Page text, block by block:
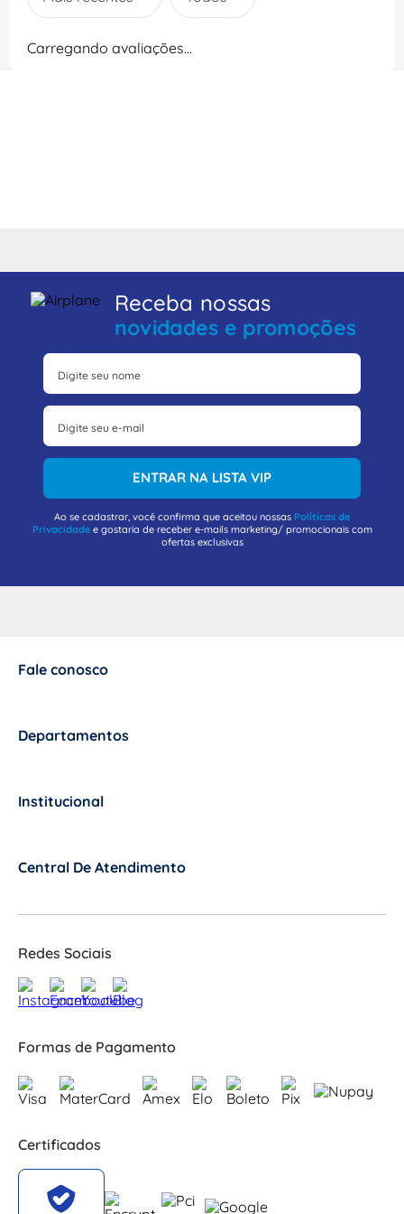
Carregando avaliações…
Receba nossas
novidades e promoções
ENTRAR NA LISTA VIP
Ao se cadastrar, você confirma que aceitou nossas Políticas de
Privacidadee gostaria de receber e-mails marketing/ promocionais com
ofertas exclusivas
Fale conosco
Departamentos
Institucional
Central De Atendimento
Redes Sociais
Formas de Pagamento
Certificados